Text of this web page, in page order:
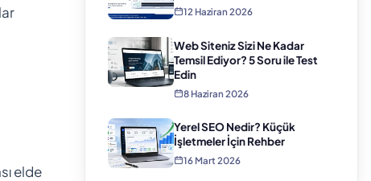
elde
12 Haziran 2026
Web Siteniz Sizi Ne Kadar
Temsil Ediyor? 5 Soru ile Test
Edin
8 Haziran 2026
Yerel SEO Nedir? Küçük
İşletmeler İçin Rehber
16 Mart 2026